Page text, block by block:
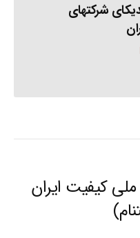
شرکتهای
کیفیت ایران